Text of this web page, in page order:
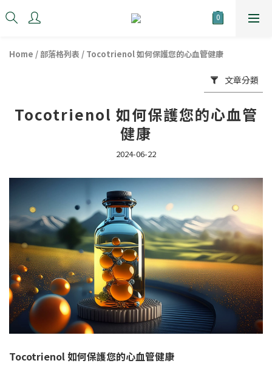
Home / 部落格列表 / Tocotrienol 如何保護您的心血管健康
文章分類
Tocotrienol 如何保護您的心血管
健康
2024-06-22
Tocotrienol 如何保護您的心血管健康